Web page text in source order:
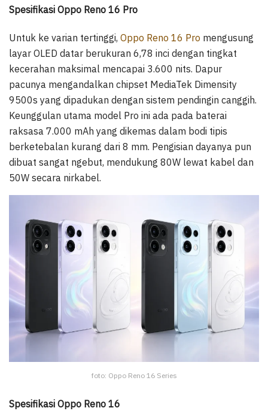
Spesifikasi Oppo Reno 16 Pro
Untuk ke varian tertinggi, Oppo Reno 16 Pro mengusung
layar OLED datar berukuran 6,78 inci dengan tingkat
kecerahan maksimal mencapai 3.600 nits. Dapur
pacunya mengandalkan chipset MediaTek Dimensity
9500s yang dipadukan dengan sistem pendingin canggih.
Keunggulan utama model Pro ini ada pada baterai
raksasa 7.000 mAh yang dikemas dalam bodi tipis
berketebalan kurang dari 8 mm. Pengisian dayanya pun
dibuat sangat ngebut, mendukung 80W lewat kabel dan
50W secara nirkabel.
foto: Oppo Reno 16 Series
Spesifikasi Oppo Reno 16